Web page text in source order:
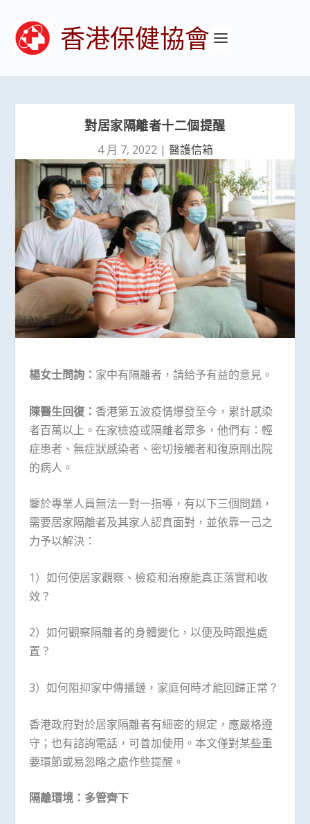
香港保健協會
對居家隔離者十二個提醒
4 月 7, 2022 | 醫護信箱
楊女士問詢： 家中有隔離者，請給予有益的意見。
陳醫生回復： 香港第五波疫情爆發至今，累計感染
者百萬以上。在家檢疫或隔離者眾多，他們有：輕
症患者、無症狀感染者、密切接觸者和復原剛出院
的病人。
鑒於專業人員無法一對一指導，有以下三個問題，
需要居家隔離者及其家人認真面對，並依靠一己之
力予以解決：
1）如何使居家觀察、檢疫和治療能真正落實和收
效？
2）如何觀察隔離者的身體變化，以便及時跟進處
置？
3）如何阻抑家中傳播鏈，家庭何時才能回歸正常？
香港政府對於居家隔離者有細密的規定，應嚴格遵
守；也有諮詢電話，可善加使用。本文僅對某些重
要環節或易忽略之處作些提醒。
隔離環境：多管齊下